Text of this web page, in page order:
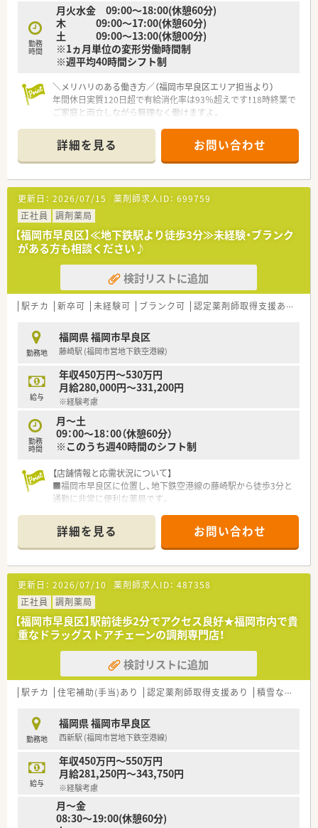
【想定される業務内容】
■保険調剤、監査、服薬指導といった外来業務と、在宅訪問業務
を半々でご担当いただきます。
■居宅や施設への在宅訪問（比率50％）が中心となり、お車での
運転業務が必須となります。
処方にも携わる機会があります。
勤務
時間
月火水金 09:00～18:00(休憩60分)
木 09:00～17:00(休憩60分)
土 09:00～13:00(休憩00分)
※1ヵ月単位の変形労働時間制
※週平均40時間シフト制
＼メリハリのある働き方／（福岡市早良区エリア担当より）
年間休日実質120日超で有給消化率は93％超えです！18時終業で
ご家庭と両立しながら無理なく働けますよ。
【店舗情報と応需状況について】
■最寄りバス停から徒歩1分、地下鉄別府駅からも徒歩圏内で通
勤に大変便利な立地となっております。
■内科や循環器科などの多科目を応需しており、幅広い知識を吸
収できる環境です。
【法人特徴について】
■福岡市内を中心に15店舗の薬局を展開し、地域に密着した安
定的な経営基盤を構築しております。
■社員のワークライフバランスを重視しており、全社で働きやす
い環境づくりを推進しております。
■新人育成から階層別研修まで教育制度が非常に充実しており、
着実な成長を目指せます。
■年間休日数や有給消化率を重視し、プライベートを大切にしな
がら働きたい方におすすめです。
■充実した研修体制のもとで、薬剤師としての専門スキルをさら
に高めたい方に最適です。
■残業代が1分単位でしっかり支給される、透明性の高い職場を
希望する方にぴったりです。
【やりがい/おすすめポイント】
■患者様との距離が近く、地域に根ざした医療提供を通じて感謝
されるやりがいがあります。
と給与に反映されます。
■ヘルプ体制が整っているため、突然の休みや急用でもお互いに
フォローし合える環境です。
詳細を見る お問い合わせ
更新日： 2026/07/15 薬剤師求人ID： 699759
正社員
調剤薬局
【福岡市早良区】≪地下鉄駅より徒歩3分≫未経験・ブランク
がある方も相談ください♪
検討リストに追加
駅チカ 新卒可 未経験可 ブランク可 認定薬剤師取得支援あり
勤務地
福岡県 福岡市早良区
藤崎駅 (福岡市営地下鉄空港線)
給与
年収450万円～530万円
月給280,000円～331,200円
※経験考慮
勤務
時間
月～土
09：00～18：00（休憩60分）
※このうち週40時間のシフト制
【店舗情報と応需状況について】
■福岡市早良区に位置し、地下鉄空港線の藤崎駅から徒歩3分と
通勤に非常に便利な薬局です。
箋にも対応しています。
■1日の処方箋枚数は60枚～70枚程です。
■薬剤師は常勤3名とパート1名、事務スタッフ2名という体制で
日々の業務にあたります。
【募集背景と求める人物像について】
■透析や施設在宅の調剤業務が中心となるため、正確かつ迅速に
業務をこなせる方を求めます。
■チームで協力し合いながら業務を進めていくため、協調性を大
切にできる方を歓迎します。
■未経験の方やブランクがある方も、充実した研修制度があるた
め安心してご応募いただけます。
■専門性を高め、将来的に地域医療へより深く貢献したいという
意欲のある方に最適です。
【職場環境と雰囲気】
■残業時間は月に5時間以下と非常に少なく、定時で退勤するこ
とが基本の職場環境です。
■週40時間のシフト制で勤務時間が明確なため、プライベート
の予定も非常に立てやすいです。
■万が一の異動も自宅から60分圏内が目安とされており、生活
基盤を大切にしながら働けます。
■産休や育休からの復帰率が非常に高く、多くの方が子育てと両
立しながら活躍しています。
詳細を見る お問い合わせ
更新日： 2026/07/10 薬剤師求人ID： 487358
正社員
調剤薬局
【福岡市早良区】駅前徒歩2分でアクセス良好★福岡市内で貴
重なドラッグストアチェーンの調剤専門店！
検討リストに追加
駅チカ 住宅補助(手当)あり 認定薬剤師取得支援あり 積雪なし
勤務地
福岡県 福岡市早良区
西新駅 (福岡市営地下鉄空港線)
給与
年収450万円～550万円
月給281,250円～343,750円
※経験考慮
月～金
08:30～19:00(休憩60分)